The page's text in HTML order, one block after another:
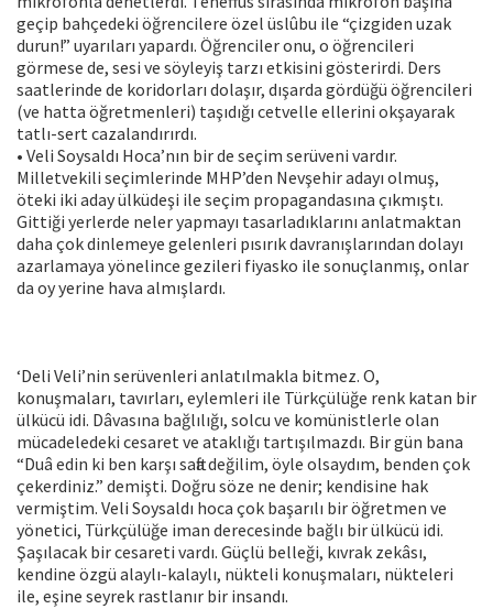
geçip bahçedeki öğrencilere özel üslûbu ile “çizgiden uzak
durun!” uyarıları yapardı. Öğrenciler onu, o öğrencileri
görmese de, sesi ve söyleyiş tarzı etkisini gösterirdi. Ders
saatlerinde de koridorları dolaşır, dışarda gördüğü öğrencileri
(ve hatta öğretmenleri) taşıdığı cetvelle ellerini okşayarak
tatlı-sert cazalandırırdı.
• Veli Soysaldı Hoca’nın bir de seçim serüveni vardır.
Milletvekili seçimlerinde MHP’den Nevşehir adayı olmuş,
öteki iki aday ülküdeşi ile seçim propagandasına çıkmıştı.
Gittiği yerlerde neler yapmayı tasarladıklarını anlatmaktan
daha çok dinlemeye gelenleri pısırık davranışlarından dolayı
azarlamaya yönelince gezileri fiyasko ile sonuçlanmış, onlar
da oy yerine hava almışlardı.
‘Deli Veli’nin serüvenleri anlatılmakla bitmez. O,
konuşmaları, tavırları, eylemleri ile Türkçülüğe renk katan bir
ülkücü idi. Dâvasına bağlılığı, solcu ve komünistlerle olan
mücadeledeki cesaret ve ataklığı tartışılmazdı. Bir gün bana
“Duâ edin ki ben karşı safta değilim, öyle olsaydım, benden çok
çekerdiniz.” demişti. Doğru söze ne denir; kendisine hak
vermiştim. Veli Soysaldı hoca çok başarılı bir öğretmen ve
yönetici, Türkçülüğe iman derecesinde bağlı bir ülkücü idi.
Şaşılacak bir cesareti vardı. Güçlü belleği, kıvrak zekâsı,
kendine özgü alaylı-kalaylı, nükteli konuşmaları, nükteleri
ile, eşine seyrek rastlanır bir insandı.